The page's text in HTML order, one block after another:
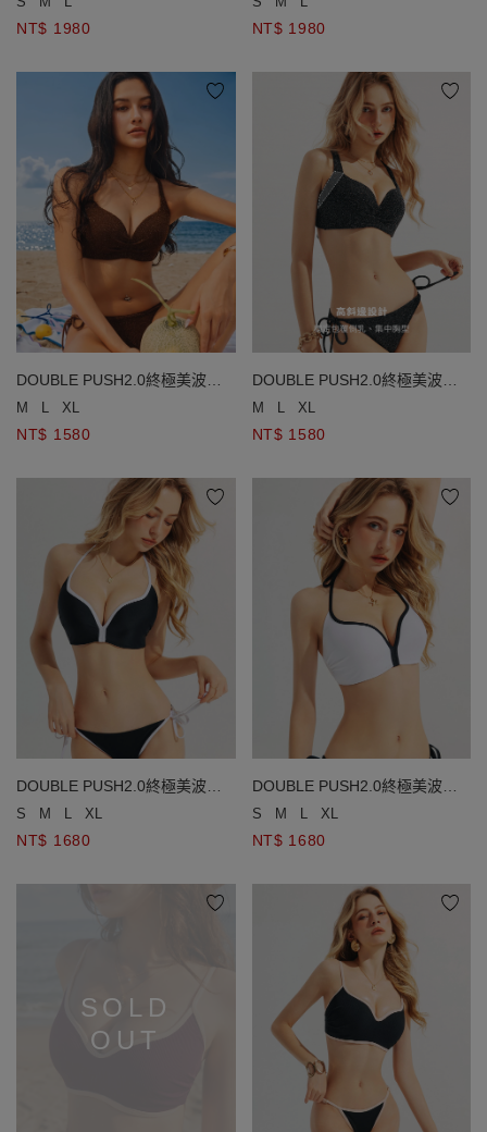
NT$ 1980 NT$ 1980
DOUBLE PUSH2.0終極美波金
蔥細閃比基尼
M L XL
NT$ 1580
DOUBLE PUSH2.0終極美波金
蔥細閃比基尼
M L XL
NT$ 1580
DOUBLE PUSH2.0終極美波撞
色滾邊比基尼
S M L XL
NT$ 1680
DOUBLE PUSH2.0終極美波撞
色滾邊比基尼
S M L XL
NT$ 1680
SOLD
OUT